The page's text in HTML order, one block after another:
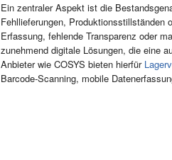
Ein zentraler Aspekt ist die
Fehllieferungen, Produktionsstillständen
Erfassung, fehlende Transparenz oder
zunehmend digitale Lösungen, die eine
Anbieter wie COSYS bieten hierfür
Barcode-Scanning, mobile